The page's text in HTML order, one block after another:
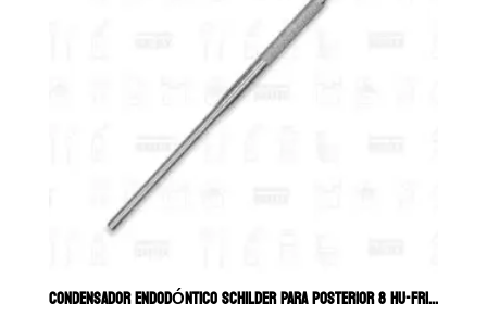
CONDENSADOR ENDODÓNTICO SCHILDER PARA POSTERIOR 8 HU-FRIEDY